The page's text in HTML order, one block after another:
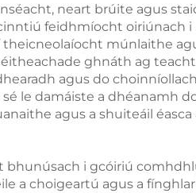
neart brúite agus
feidhmíocht oiriúnach i
theicneolaíocht múnlaithe
ghnáth ag
agus do
le damáiste a dhéanamh
agus a shuiteáil
bhunúsach i gcóiriú
a choigeartú agus a